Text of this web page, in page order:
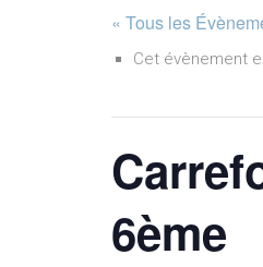
« Tous les
Cet évènement
6ème